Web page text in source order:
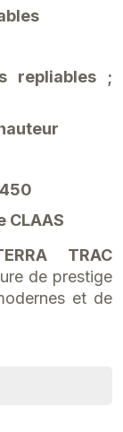
repliables ;
CLAAS
TRAC
de prestige
et de